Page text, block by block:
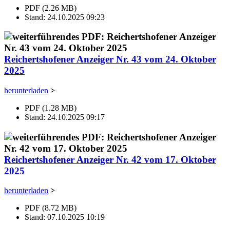
PDF (2.26 MB)
Stand: 24.10.2025 09:23
Reichertshofener Anzeiger Nr. 43 vom 24. Oktober
2025
herunterladen >
PDF (1.28 MB)
Stand: 24.10.2025 09:17
Reichertshofener Anzeiger Nr. 42 vom 17. Oktober
2025
herunterladen >
PDF (8.72 MB)
Stand: 07.10.2025 10:19